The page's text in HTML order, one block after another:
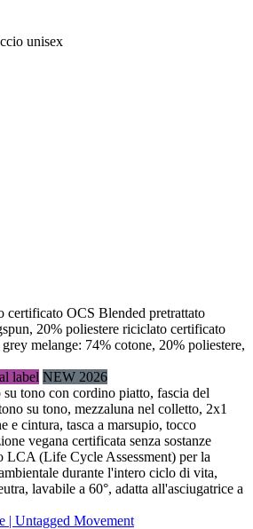
unisex
certificato OCS Blended pretrattato
20% poliestere riciclato certificato
melange: 74% cotone, 20% poliestere,
label NEW 2026
tono con cordino piatto, fascia del
su tono, mezzaluna nel colletto, 2x1
e cintura, tasca a marsupio, tocco
vegana certificata senza sostanze
LCA (Life Cycle Assessment) per la
durante l'intero ciclo di vita,
lavabile a 60°, adatta all'asciugatrice a
| Untagged Movement